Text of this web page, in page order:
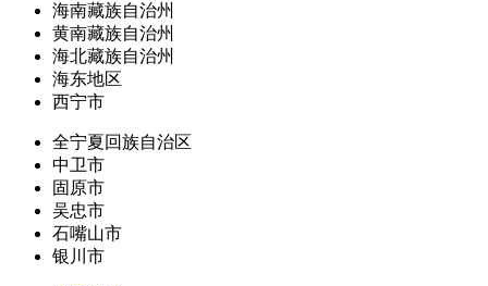
海南藏族自治州
黄南藏族自治州
海北藏族自治州
海东地区
西宁市
全宁夏回族自治区
中卫市
固原市
吴忠市
石嘴山市
银川市